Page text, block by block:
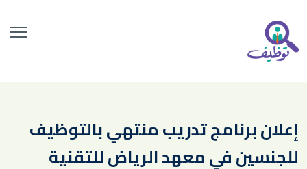
إعلان برنامج تدريب منتهي بالتوظيف
للجنسين في معهد الرياض للتقنية